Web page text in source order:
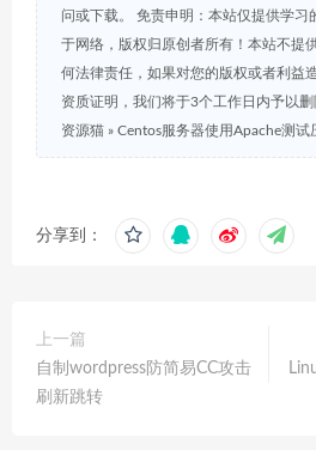
问或下载。 免责申明：本站仅提供学习
于网络，版权归原创者所有！本站不提
何法律责任，如果对您的版权或者利益
资质证明，我们将于3个工作日内予以删
资源猫 » Centos服务器使用Apache测试
分享到：
上一篇
自制wordpress防简易CC攻击
刷新跳转